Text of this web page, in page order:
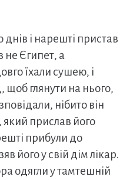
днів і нарешті пристав
не Єгипет, а
їхали сушею, і
щоб глянути на нього,
нібито він
прислав його
прибули до
його у свій дім лікар.
одягли у тамтешній